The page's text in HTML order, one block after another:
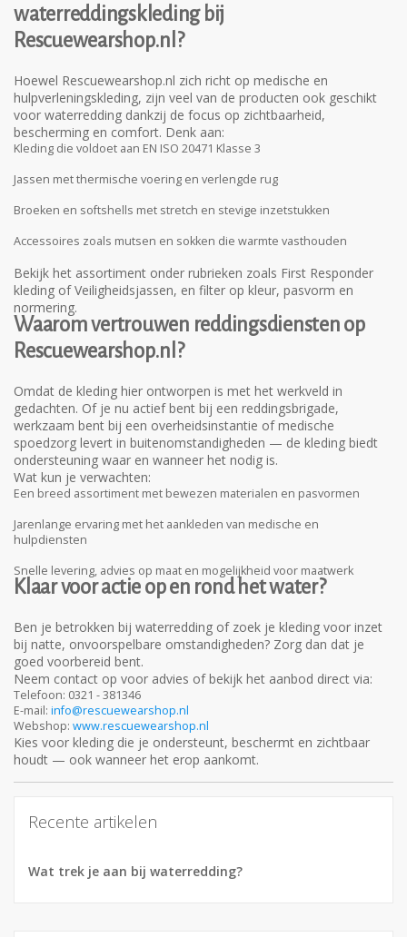
waterreddingskleding bij
Rescuewearshop.nl?
Hoewel Rescuewearshop.nl zich richt op medische en
hulpverleningskleding, zijn veel van de producten ook geschikt
voor waterredding dankzij de focus op zichtbaarheid,
bescherming en comfort. Denk aan:
Kleding die voldoet aan EN ISO 20471 Klasse 3
Jassen met thermische voering en verlengde rug
Broeken en softshells met stretch en stevige inzetstukken
Accessoires zoals mutsen en sokken die warmte vasthouden
Bekijk het assortiment onder rubrieken zoals First Responder
kleding ofVeiligheidsjassen, en filter op kleur, pasvorm en
normering.
Waarom vertrouwen reddingsdiensten op
Rescuewearshop.nl?
Omdat de kleding hier ontworpen is met het werkveld in
gedachten. Of je nu actief bent bij een reddingsbrigade,
werkzaam bent bij een overheidsinstantie of medische
spoedzorg levert in buitenomstandigheden — de kleding biedt
ondersteuning waar en wanneer het nodig is.
Wat kun je verwachten:
Een breed assortiment met bewezen materialen en pasvormen
Jarenlange ervaring met het aankleden van medische en
hulpdiensten
Snelle levering, advies op maat en mogelijkheid voor maatwerk
Klaar voor actie op en rond het water?
Ben je betrokken bij waterredding of zoek je kleding voor inzet
bij natte, onvoorspelbare omstandigheden? Zorg dan dat je
goed voorbereid bent.
Neem contact op voor advies of bekijk het aanbod direct via:
Telefoon: 0321 - 381346
E-mail: info@rescuewearshop.nl
Webshop: www.rescuewearshop.nl
Kies voor kleding die je ondersteunt, beschermt en zichtbaar
houdt — ook wanneer het erop aankomt.
Recente artikelen
Wat trek je aan bij waterredding?